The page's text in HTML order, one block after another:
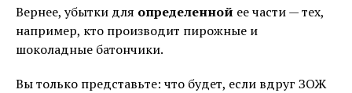
Вернее, убытки для определенной ее части — тех,
например, кто производит пирожные и
шоколадные батончики.
Вы только представьте: что будет, если вдруг ЗОЖ